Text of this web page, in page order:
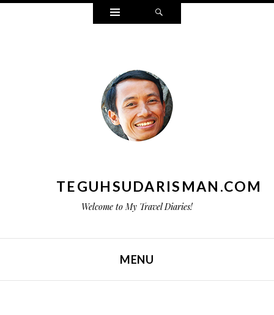
Widgets
TEGUHSUDARISMAN.COM
Welcome to My Travel Diaries!
MENU